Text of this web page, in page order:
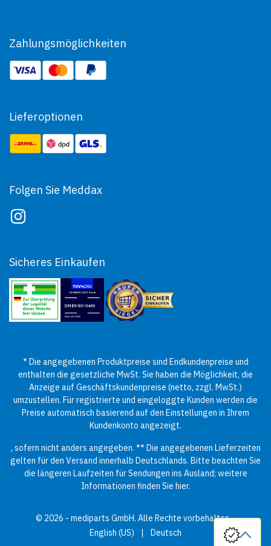
Zahlungsmöglichkeiten
Lieferoptionen
Folgen Sie Meddax
Sicheres Einkaufen
* Die angegebenen Produktpreise sind Endkundenpreise und
enthalten die gesetzliche MwSt. Sie haben die Möglichkeit, die
Anzeige auf Geschäftskundenpreise (netto, zzgl. MwSt.)
umzustellen. Für registrierte und eingeloggte Kunden werden die
Preise automatisch basierend auf den Einstellungen in Ihrem
Kundenkonto angezeigt.
, sofern nicht anders angegeben. ** Die angegebenen Lieferzeiten
gelten für den Versand innerhalb Deutschlands. Bitte beachten Sie
die längeren Laufzeiten für Sendungen ins Ausland; weitere
Informationen finden Sie hier.
© 2026 - mediparts GmbH. Alle Rechte vorbehalten.
English (US)
| Deutsch